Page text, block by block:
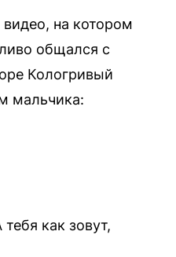
на котором
общался с
Кологривый
мальчика:
как зовут,